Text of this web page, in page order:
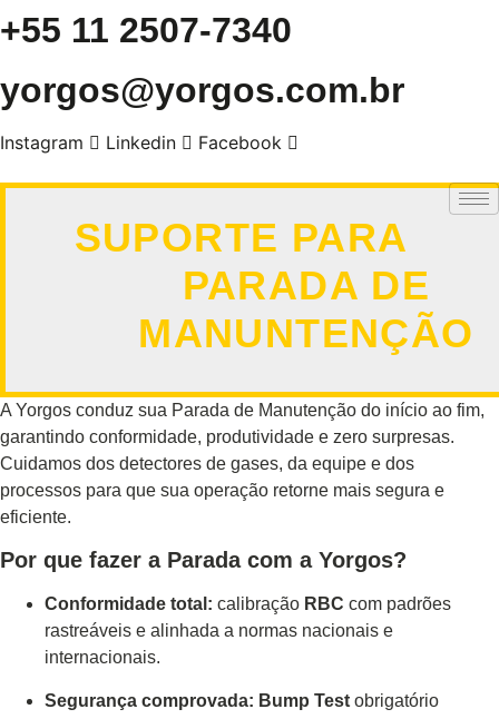
Skip
+55 11 2507-7340
yorgos@yorgos.com.br
Instagram Linkedin Facebook
SUPORTE PARA
PARADA DE
MANUNTENÇÃO
A Yorgos conduz sua Parada de Manutenção do início ao fim,
garantindo conformidade, produtividade e zero surpresas.
Cuidamos dos detectores de gases, da equipe e dos
processos para que sua operação retorne mais segura e
eficiente.
Por que fazer a Parada com a Yorgos?
Conformidade total: calibração RBC com padrões
rastreáveis e alinhada a normas nacionais e
internacionais.
Segurança comprovada: Bump Test obrigatório